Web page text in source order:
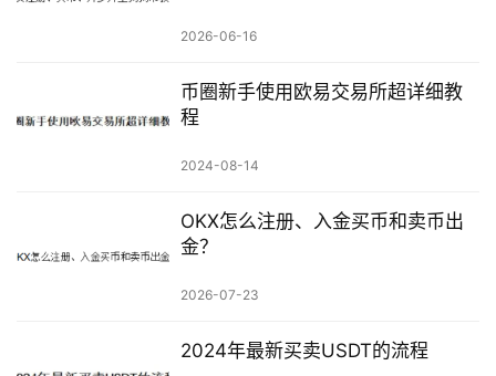
2026-06-16
币圈新手使用欧易交易所超详细教
程
2024-08-14
OKX怎么注册、入金买币和卖币出
金？
2026-07-23
2024年最新买卖USDT的流程